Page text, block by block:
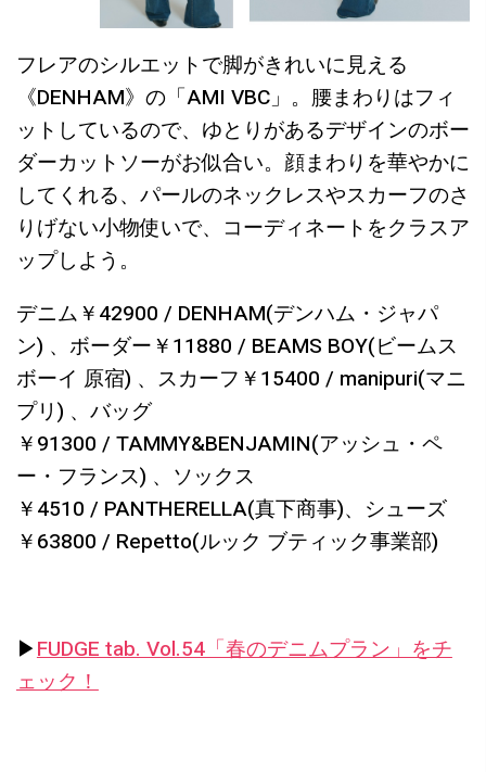
フレアのシルエットで脚がきれいに見える
《DENHAM》の「AMI VBC」。腰まわりはフィ
ットしているので、ゆとりがあるデザインのボー
ダーカットソーがお似合い。顔まわりを華やかに
してくれる、パールのネックレスやスカーフのさ
りげない小物使いで、コーディネートをクラスア
ップしよう。
デニム￥42900 / DENHAM(デンハム・ジャパ
ン) 、ボーダー￥11880 / BEAMS BOY(ビームス
ボーイ 原宿) 、スカーフ￥15400 / manipuri(マニ
プリ) 、バッグ
￥91300 / TAMMY&BENJAMIN(アッシュ・ペ
ー・フランス) 、ソックス
￥4510 / PANTHERELLA(真下商事)、シューズ
￥63800 / Repetto(ルック ブティック事業部)
▶︎FUDGE tab. Vol.54「春のデニムプラン」をチ
ェック！